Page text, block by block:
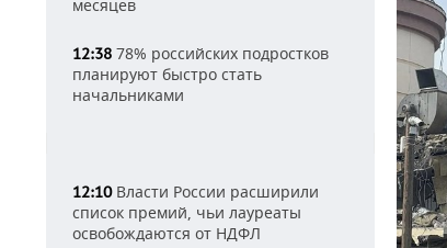
месяцев
12:38 78% российских подростков
планируют быстро стать
начальниками
12:10Власти России расширили
список премий, чьи лауреаты
освобождаются от НДФЛ